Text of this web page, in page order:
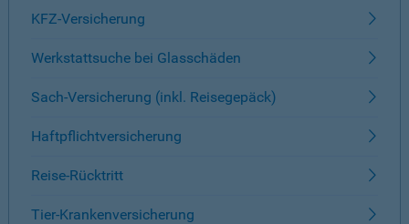
KFZ-Versicherung
Werkstattsuche bei Glasschäden
Sach-Versicherung (inkl. Reisegepäck)
Haftpflichtversicherung
Reise-Rücktritt
Tier-Krankenversicherung